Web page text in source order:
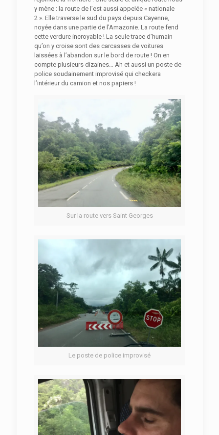
y mène : la route de l’est aussi appelée « nationale
2 ». Elle traverse le sud du pays depuis Cayenne,
noyée dans une partie de l’Amazonie. La route fend
cette verdure incroyable ! La seule trace d’humain
qu’on y croise sont des carcasses de voitures
laissées à l’abandon sur le bord de route ! On en
compte plusieurs dizaines… Ah et aussi un poste de
police soudainement improvisé qui checkera
l’intérieur du camion et nos papiers !
Sur la route vers Saint Georges
Le poste de police improvisé